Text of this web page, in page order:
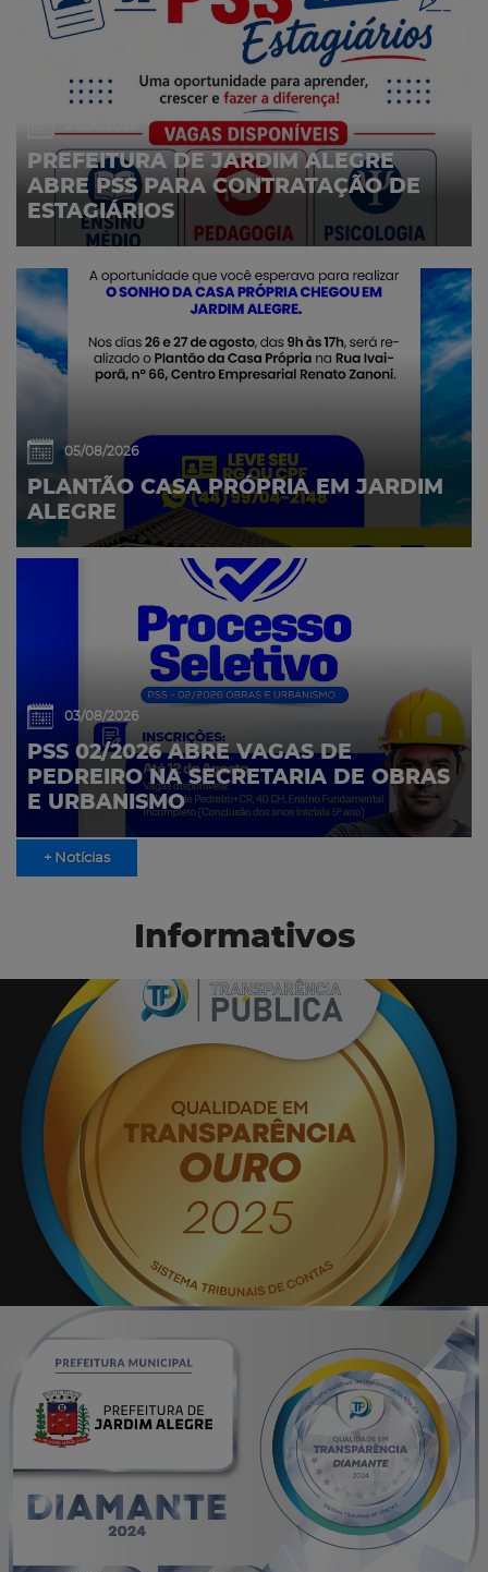
PREFEITURA DE JARDIM ALEGRE
ABRE PSS PARA CONTRATAÇÃO DE
ESTAGIÁRIOS
05/08/2026
PLANTÃO CASA PRÓPRIA EM JARDIM
ALEGRE
03/08/2026
PSS 02/2026 ABRE VAGAS DE
PEDREIRO NA SECRETARIA DE OBRAS
E URBANISMO
+ Notícias
Informativos